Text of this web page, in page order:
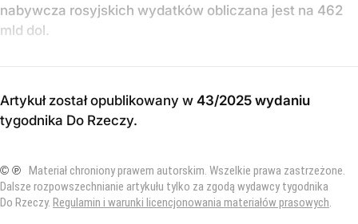
nabywcza rosyjskich wydatków obliczana jest na 462
mld dol.
Artykuł został opublikowany w 43/2025 wydaniu
tygodnika Do Rzeczy.
© ℗
Materiał chroniony prawem autorskim. Wszelkie prawa zastrzeżone.
Dalsze rozpowszechnianie artykułu tylko za zgodą wydawcy tygodnika
Do Rzeczy. Regulamin i warunki licencjonowania materiałów prasowych.